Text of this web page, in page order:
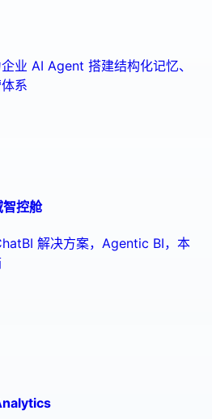
业 AI Agent 搭建结构化记忆、
系
智控舱
解决方案，Agentic BI，本